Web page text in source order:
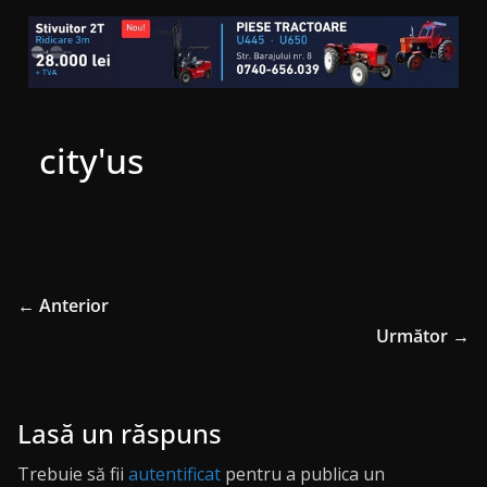
city'us
← Anterior
Următor →
Lasă un răspuns
Trebuie să fii autentificat pentru a publica un